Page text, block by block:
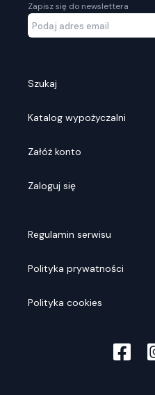
Zapisz się do newslettera
Szukaj
Katalog wypożyczalni
Załóż konto
Zaloguj się
Regulamin serwisu
Polityka prywatności
Polityka cookies